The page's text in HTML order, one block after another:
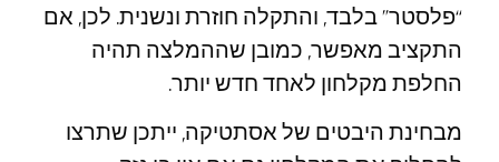
“פלסטר” בלבד, והתקלה חוזרת ונשנית. לכן, אם
התקציב מאפשר, כמובן שההמלצה תהיה
החלפת מקלחון לאחד חדש יותר.
מבחינת היבטים של אסתטיקה, ייתכן שתרצו